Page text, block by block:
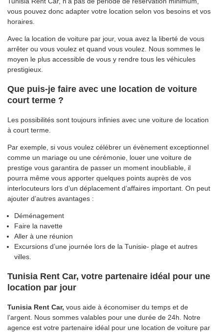
vous pouvez donc adapter votre location selon vos besoins et vos
horaires.
Avec la location de voiture par jour, voua avez la liberté de vous
arrêter ou vous voulez et quand vous voulez. Nous sommes le
moyen le plus accessible de vous y rendre tous les véhicules
prestigieux.
Que puis-je faire avec une location de voiture
court terme ?
Les possibilités sont toujours infinies avec une voiture de location
à court terme.
Par exemple, si vous voulez célébrer un évènement exceptionnel
comme un mariage ou une cérémonie, louer une voiture de
prestige vous garantira de passer un moment inoubliable, il
pourra même vous apporter quelques points auprès de vos
interlocuteurs lors d’un déplacement d’affaires important. On peut
ajouter d’autres avantages :
Déménagement
Faire la navette
Aller à une réunion
Excursions d’une journée lors de la Tunisie- plage et autres
villes.
Tunisia Rent Car, votre partenaire idéal pour une
location par jour
Tunisia Rent Car, vous aide à économiser du temps et de
l’argent. Nous sommes valables pour une durée de 24h. Notre
agence est votre partenaire idéal pour une location de voiture par